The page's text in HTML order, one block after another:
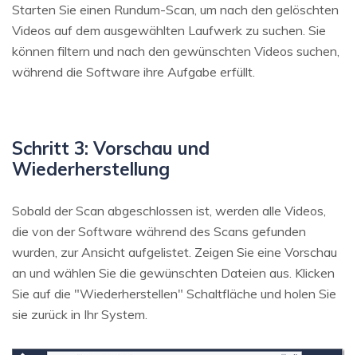
Starten Sie einen Rundum-Scan, um nach den gelöschten
Videos auf dem ausgewählten Laufwerk zu suchen. Sie
können filtern und nach den gewünschten Videos suchen,
während die Software ihre Aufgabe erfüllt.
Schritt 3: Vorschau und
Wiederherstellung
Sobald der Scan abgeschlossen ist, werden alle Videos,
die von der Software während des Scans gefunden
wurden, zur Ansicht aufgelistet. Zeigen Sie eine Vorschau
an und wählen Sie die gewünschten Dateien aus. Klicken
Sie auf die "Wiederherstellen" Schaltfläche und holen Sie
sie zurück in Ihr System.